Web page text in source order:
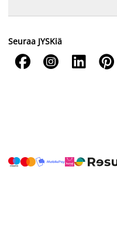
Seuraa JYSKiä
   